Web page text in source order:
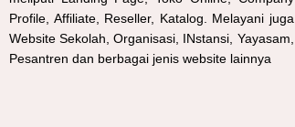
Profile, Affiliate, Reseller, Katalog. Melayani juga
Website Sekolah, Organisasi, INstansi, Yayasam,
Pesantren dan berbagai jenis website lainnya